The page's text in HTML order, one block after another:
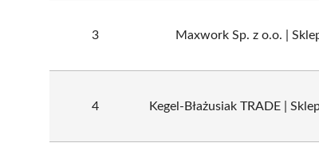
3 Maxwork Sp. z o.o. |
4 Kegel-Błażusiak TRADE |